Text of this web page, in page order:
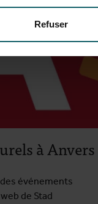
Refuser
à Anvers
événements
de Stad